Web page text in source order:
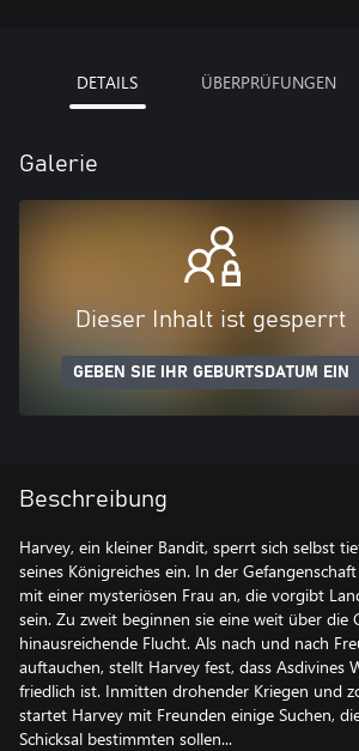
DETAILS ÜBERPRÜFUNGEN
Galerie
Dieser Inhalt ist gesperrt
GEBEN SIE IHR GEBURTSDATUM EIN
Beschreibung
Harvey, ein kleiner Bandit, sperrt sich selbst
seines Königreiches ein. In der
mit einer mysteriösen Frau an, die vorgibt
sein. Zu zweit beginnen sie eine weit über die
hinausreichende Flucht. Als nach und nach
auftauchen, stellt Harvey fest, dass Asdivines
friedlich ist. Inmitten drohender Kriegen und
startet Harvey mit Freunden einige Suchen,
Schicksal bestimmten sollen...